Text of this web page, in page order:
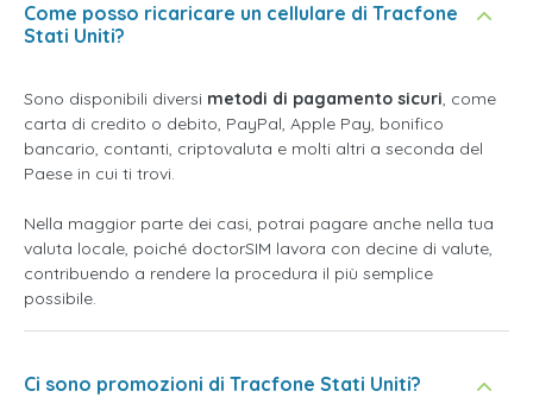
Come posso ricaricare un cellulare di Tracfone
Stati Uniti?
Sono disponibili diversi metodi di pagamento sicuri, come
carta di credito o debito, PayPal, Apple Pay, bonifico
bancario, contanti, criptovaluta e molti altri a seconda del
Paese in cui ti trovi.
Nella maggior parte dei casi, potrai pagare anche nella tua
valuta locale, poiché doctorSIM lavora con decine di valute,
contribuendo a rendere la procedura il più semplice
possibile.
Ci sono promozioni di Tracfone Stati Uniti?